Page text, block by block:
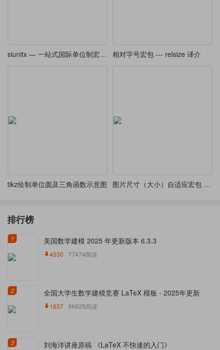
siunitx — 一站式国际单位制宏包（节译） 相对字号宏包 --- relsize 译介
tikz绘制单位圆及三角函数示意图 图片尺寸（大小）自适应宏包 --- fitbox 简介
排行榜
1 美国数学建模 2025 年更新版本 6.3.3
4530 77474阅读
2 全国大学生数学建模竞赛 LaTeX 模板 - 2025年更新
1837 56625阅读
3 刘海洋讲座原稿 《LaTeX 不快速的入门》